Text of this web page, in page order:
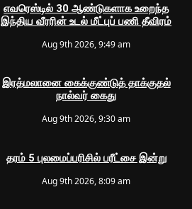
எவரெஸ்டில் 30 ஆண்டுகளாக உறைந்த
இந்திய வீரரின் உடல் மீட்புப் பணி தீவிரம்
Aug 9th 2026, 9:49 am
இரத்மலானை கைக்குண்டுத் தாக்குதல்
நால்வர் கைது
Aug 9th 2026, 9:30 am
தரம் 5 புலமைப்பரிசில் பரீட்சை இன்று
Aug 9th 2026, 8:09 am